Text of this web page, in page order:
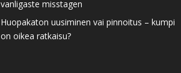
vanligaste misstagen
Huopakaton uusiminen vai pinnoitus – kumpi
on oikea ratkaisu?